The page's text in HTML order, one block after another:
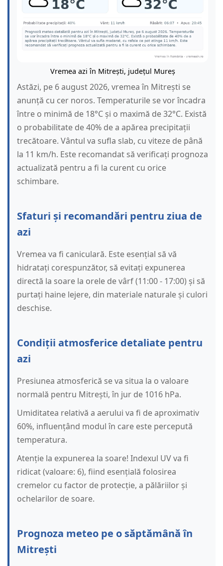
Vremea azi în Mitrești, județul Mureș
Astăzi, pe 6 august 2026, vremea în Mitrești se
anunță cu cer noros. Temperaturile se vor încadra
între o minimă de 18°C și o maximă de 32°C. Există
o probabilitate de 40% de a apărea precipitații
trecătoare. Vântul va sufla slab, cu viteze de până
la 11 km/h. Este recomandat să verificați prognoza
actualizată pentru a fi la curent cu orice
schimbare.
Sfaturi și recomandări pentru ziua de
azi
Vremea va fi caniculară. Este esențial să vă
hidratați corespunzător, să evitați expunerea
directă la soare la orele de vârf (11:00 - 17:00) și să
purtați haine lejere, din materiale naturale și culori
deschise.
Condiții atmosferice detaliate pentru
azi
Presiunea atmosferică se va situa la o valoare
normală pentru Mitrești, în jur de 1016 hPa.
Umiditatea relativă a aerului va fi de aproximativ
60%, influențând modul în care este percepută
temperatura.
Atenție la expunerea la soare! Indexul UV va fi
ridicat (valoare: 6), fiind esențială folosirea
cremelor cu factor de protecție, a pălăriilor și
ochelarilor de soare.
Prognoza meteo pe o săptămână în
Mitrești